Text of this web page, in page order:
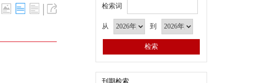
| 检索词
从 到
刊期检索